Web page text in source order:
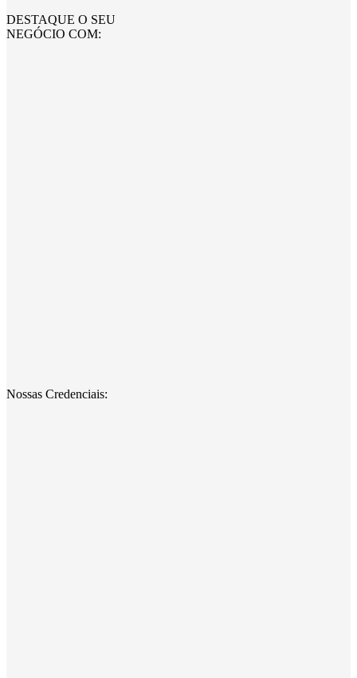
DESTAQUE O SEU
NEGÓCIO COM:
Nossas Credenciais: